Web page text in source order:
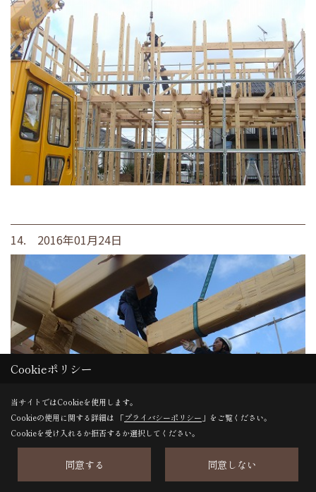
14. 2016年01月24日
Cookieポリシー
当サイトではCookieを使用します。
Cookieの使用に関する詳細は 「プライバシーポリシー 」をご覧ください。
Cookieを受け入れるか拒否するか選択してください。
同意する 同意しない